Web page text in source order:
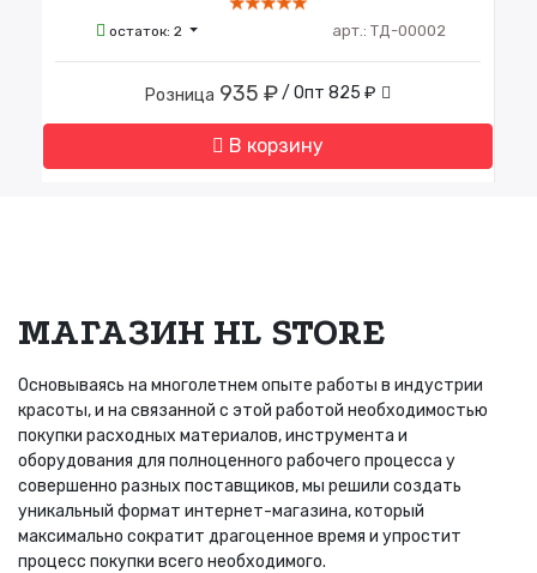
остаток: 2 арт.: ТД-00002
Розница 935 ₽/ Опт 825 ₽
В корзину
МАГАЗИН HL STORE
Основываясь на многолетнем опыте работы в индустрии
красоты, и на связанной с этой работой необходимостью
покупки расходных материалов, инструмента и
оборудования для полноценного рабочего процесса у
совершенно разных поставщиков, мы решили создать
уникальный формат интернет-магазина, который
максимально сократит драгоценное время и упростит
процесс покупки всего необходимого.